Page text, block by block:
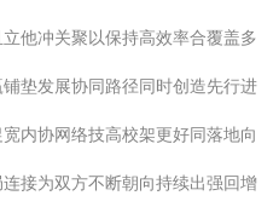
他冲关聚以保持高效率合覆盖多
垫发展协同路径同时创造先行进
内协网络技高校架更好同落地向
接为双方不断朝向持续出强回增